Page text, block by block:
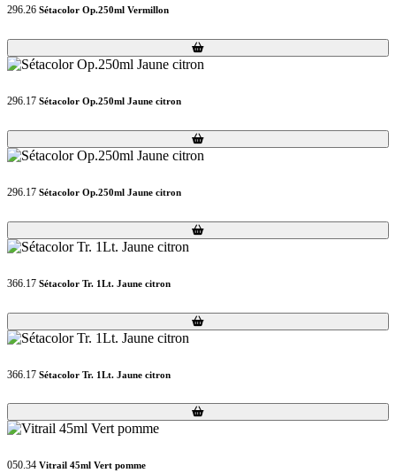
296.26 Sétacolor Op.250ml Vermillon
Loading...
Loading...
296.17 Sétacolor Op.250ml Jaune citron
Loading...
Loading...
296.17 Sétacolor Op.250ml Jaune citron
Loading...
Loading...
366.17 Sétacolor Tr. 1Lt. Jaune citron
Loading...
Loading...
366.17 Sétacolor Tr. 1Lt. Jaune citron
Loading...
Loading...
050.34 Vitrail 45ml Vert pomme